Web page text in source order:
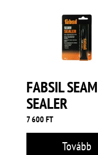
FABSIL SEAM
SEALER
7 600FT
Tovább